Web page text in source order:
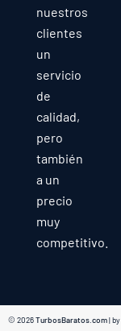
nuestros
clientes
un
servicio
de
calidad,
pero
también
a un
precio
muy
competitivo.
© 2026TurbosBaratos.com| by